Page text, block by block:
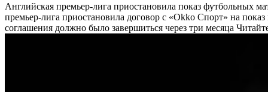
Английская премьер-лига приостановила показ футбольных
премьер-лига приостановила договор с «Okko Спорт» на
соглашения должно было завершиться через три месяца